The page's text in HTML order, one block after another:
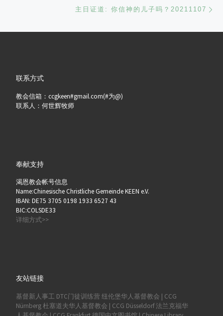
主日证道: 你信神的儿子吗？20211107
联系方式
教会信箱：ccgkeen#gmail.com(#为@)
联系人：何世辉牧师
奉献支持
渴恩教会帐号信息
Name:Chinesische Christliche Gemeinde KEEN e.V.
IBAN: DE75 3705 0198 1933 6527 43
BIC:COLSDE33
详细方式>>
友站链接
基督新人事工 DTC门徒训练营 纽伦堡华人基督教会 | CCG
Nürnberg 杜塞道夫华人基督教会 | CCG Düsseldorf 法兰克福华